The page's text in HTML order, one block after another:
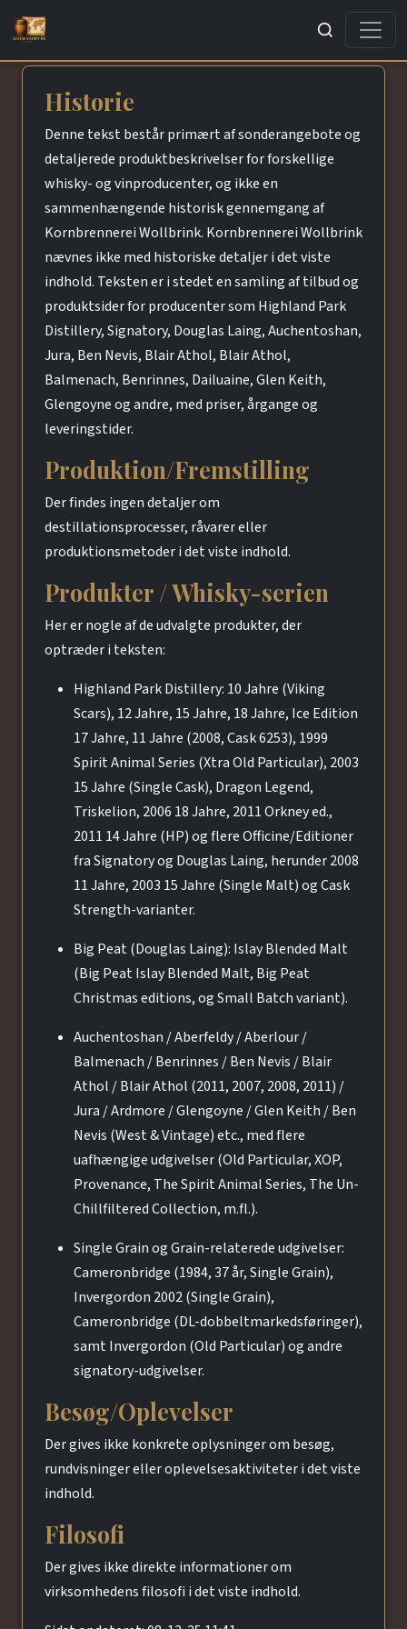
Søg
Historie
Denne tekst består primært af sonderangebote og
detaljerede produktbeskrivelser for forskellige
whisky- og vinproducenter, og ikke en
sammenhængende historisk gennemgang af
Kornbrennerei Wollbrink. Kornbrennerei Wollbrink
nævnes ikke med historiske detaljer i det viste
indhold. Teksten er i stedet en samling af tilbud og
produktsider for producenter som Highland Park
Distillery, Signatory, Douglas Laing, Auchentoshan,
Jura, Ben Nevis, Blair Athol, Blair Athol,
Balmenach, Benrinnes, Dailuaine, Glen Keith,
Glengoyne og andre, med priser, årgange og
leveringstider.
Produktion/Fremstilling
Der findes ingen detaljer om
destillationsprocesser, råvarer eller
produktionsmetoder i det viste indhold.
Produkter / Whisky-serien
Her er nogle af de udvalgte produkter, der
optræder i teksten:
Highland Park Distillery: 10 Jahre (Viking
Scars), 12 Jahre, 15 Jahre, 18 Jahre, Ice Edition
17 Jahre, 11 Jahre (2008, Cask 6253), 1999
Spirit Animal Series (Xtra Old Particular), 2003
15 Jahre (Single Cask), Dragon Legend,
Triskelion, 2006 18 Jahre, 2011 Orkney ed.,
2011 14 Jahre (HP) og flere Officine/Editioner
fra Signatory og Douglas Laing, herunder 2008
11 Jahre, 2003 15 Jahre (Single Malt) og Cask
Strength-varianter.
Big Peat (Douglas Laing): Islay Blended Malt
(Big Peat Islay Blended Malt, Big Peat
Christmas editions, og Small Batch variant).
Auchentoshan / Aberfeldy / Aberlour /
Balmenach / Benrinnes / Ben Nevis / Blair
Athol / Blair Athol (2011, 2007, 2008, 2011) /
Jura / Ardmore / Glengoyne / Glen Keith / Ben
Nevis (West & Vintage) etc., med flere
uafhængige udgivelser (Old Particular, XOP,
Provenance, The Spirit Animal Series, The Un-
Chillfiltered Collection, m.fl.).
Single Grain og Grain-relaterede udgivelser:
Cameronbridge (1984, 37 år, Single Grain),
Invergordon 2002 (Single Grain),
Cameronbridge (DL-dobbeltmarkedsføringer),
samt Invergordon (Old Particular) og andre
signatory-udgivelser.
Besøg/Oplevelser
Der gives ikke konkrete oplysninger om besøg,
rundvisninger eller oplevelsesaktiviteter i det viste
indhold.
Filosofi
Der gives ikke direkte informationer om
virksomhedens filosofi i det viste indhold.